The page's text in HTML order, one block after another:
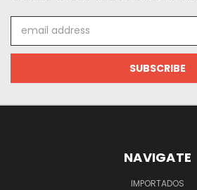
Address
NAVIGATE
IMPORTADOS